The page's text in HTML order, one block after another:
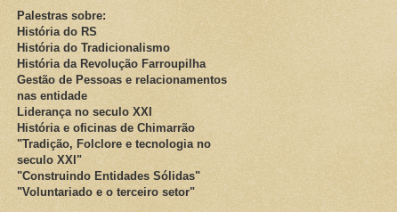
Palestras sobre:
História do RS
História do Tradicionalismo
História da Revolução Farroupilha
Gestão de Pessoas e relacionamentos
nas entidade
Liderança no seculo XXI
História e oficinas de Chimarrão
"Tradição, Folclore e tecnologia no
seculo XXI"
"Construindo Entidades Sólidas"
"Voluntariado e o terceiro setor"